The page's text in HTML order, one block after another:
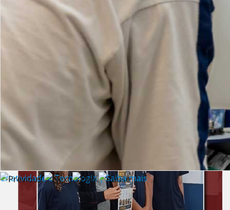
Criatividade e Tecnologia | Saiba mais